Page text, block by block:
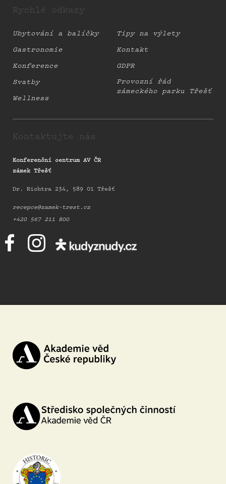
Rychlé odkazy
Ubytování a balíčky
Gastronomie
Konference
Svatby
Wellness
Tipy na výlety
Kontakt
GDPR
Provozní řád
zámeckého parku Třešť
Kontaktujte nás
Konferenční centrum AV ČR
zámek Třešť
Dr. Richtra 234, 589 01 Třešť
recepce@zamek-trest.cz
+420 567 211 800